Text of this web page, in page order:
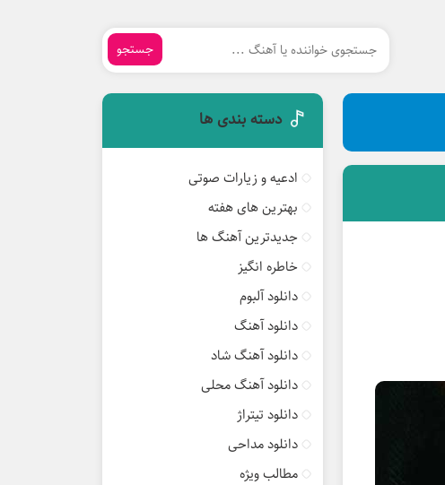
جستجو
دسته بندی ها
ادعیه و زیارات صوتی
بهترین های هفته
جدیدترین آهنگ ها
خاطره انگیز
دانلود آلبوم
دانلود آهنگ
دانلود آهنگ شاد
دانلود آهنگ محلی
دانلود تیتراژ
دانلود مداحی
مطالب ویژه